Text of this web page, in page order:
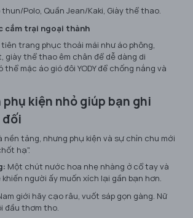
thun/Polo, Quần Jean/Kaki, Giày thể thao.
cắm trại ngoại thành
tiên trang phục thoải mái như áo phông,
giày thể thao êm chân để dễ dàng di
thể mặc áo gió đôi YODY để chống nắng và
phụ kiện nhỏ giúp bạn ghi
nền tảng, nhưng phụ kiện và sự chỉn chu mới
hạ".
Một chút nước hoa nhẹ nhàng ở cổ tay và
khiến người ấy muốn xích lại gần bạn hơn.
giới hãy cạo râu, vuốt sáp gọn gàng. Nữ
đầu thơm tho.